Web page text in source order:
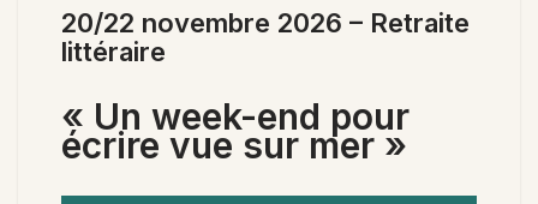
20/22 novembre 2026 – Retraite
littéraire
« Un week-end pour
écrire vue sur mer »